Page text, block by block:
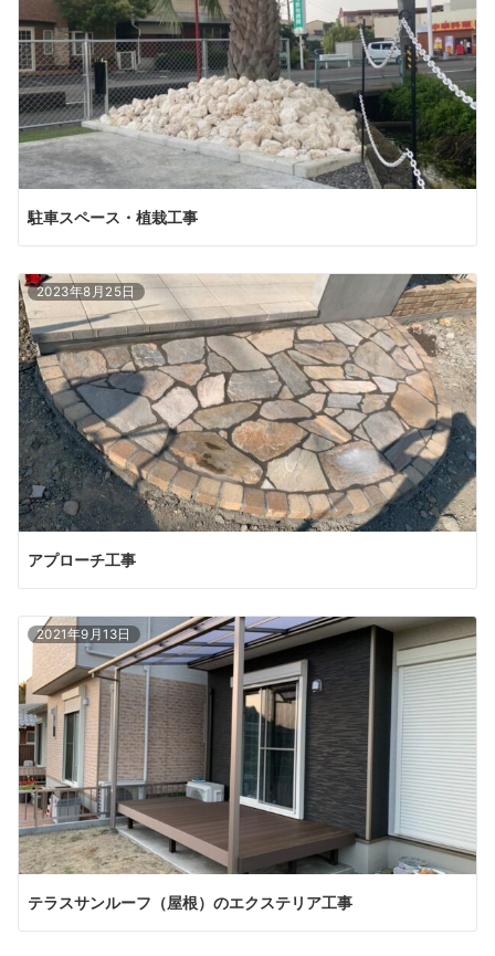
駐車スペース・植栽工事
2023年8月25日
アプローチ工事
2021年9月13日
テラスサンルーフ（屋根）のエクステリア工事